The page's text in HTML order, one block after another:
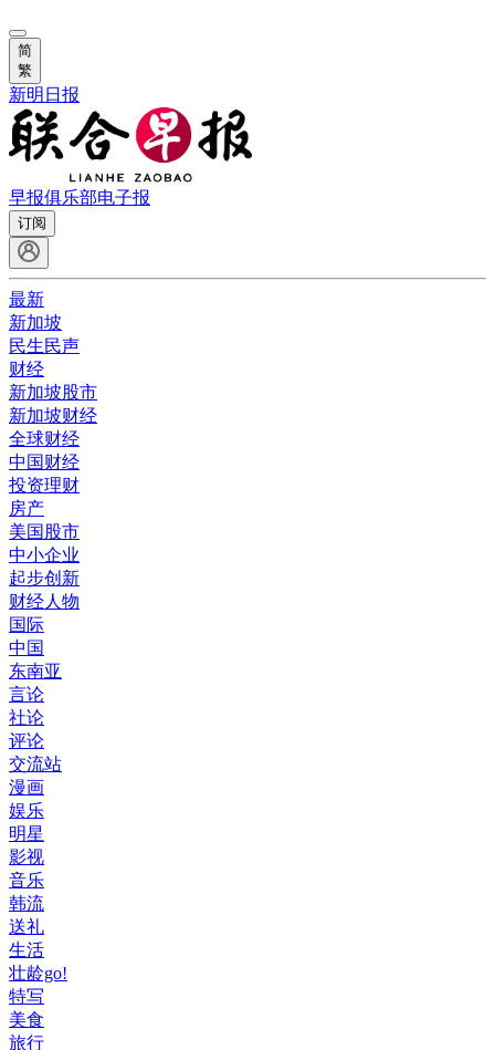
简
繁
新明日报
早报俱乐部电子报
订阅
最新
新加坡
民生民声
财经
新加坡股市
新加坡财经
全球财经
中国财经
投资理财
房产
美国股市
中小企业
起步创新
财经人物
国际
中国
东南亚
言论
社论
评论
交流站
漫画
娱乐
明星
影视
音乐
韩流
送礼
生活
壮龄go!
特写
美食
旅行